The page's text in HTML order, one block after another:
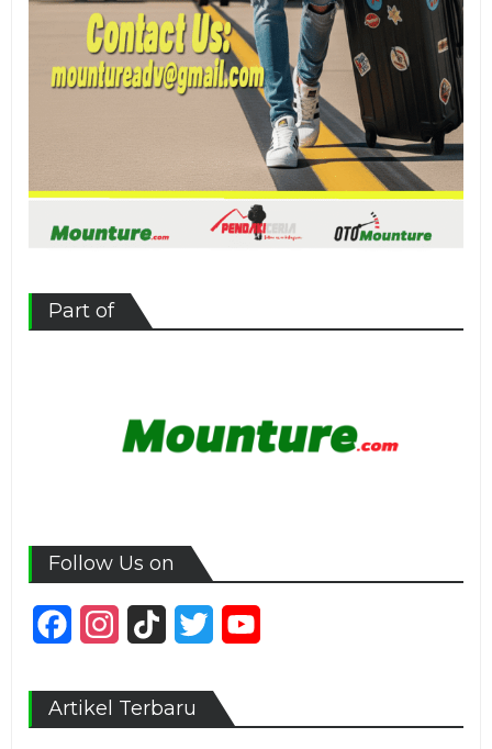
Part of
Follow Us on
FacebookInstagram
TikTok Twitter
Artikel Terbaru